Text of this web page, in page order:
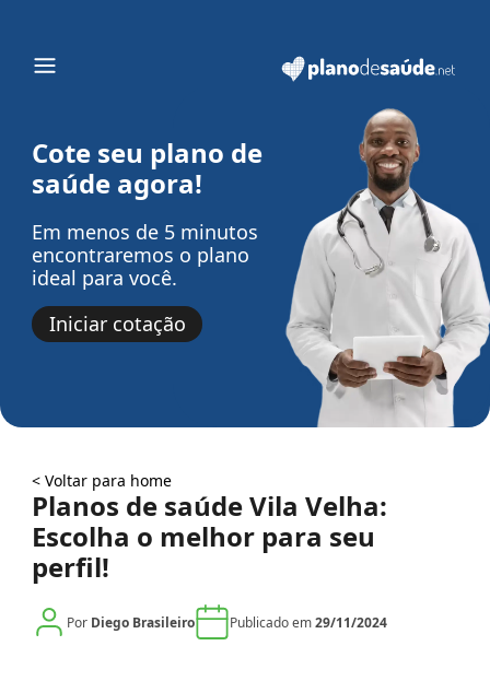
Cote seu plano de
saúde agora!
Em menos de 5 minutos
encontraremos o plano
ideal para você.
Iniciar cotação
< Voltar para home
Planos de saúde Vila Velha:
Escolha o melhor para seu
perfil!
Por Diego Brasileiro Publicado em29/11/2024